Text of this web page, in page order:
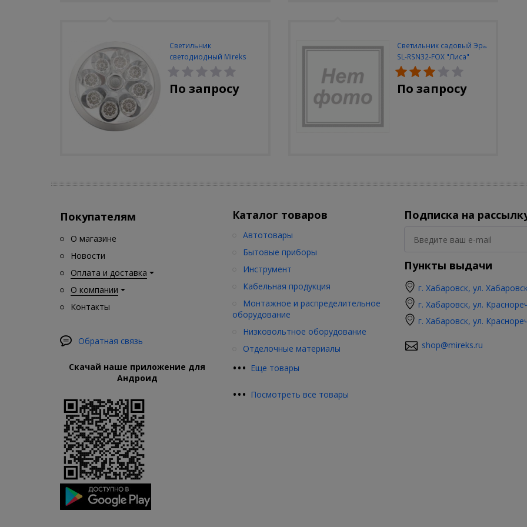
Светильник
светодиодный Mireks
С-310-80-S (5W/4000-
5000K/500lm/датчик
движения)
По запросу
Светильник садовый Эра
SL-RSN32-FOX "Лиса"
солн.бат, полистоун,
цветной, 32 см
По запросу
Покупателям
О магазине
Новости
Оплата и доставка
О компании
Контакты
Обратная связь
Скачай наше приложение для
Андроид
Каталог товаров
••• Еще товары
Автотовары
Бытовые приборы
Инструмент
Кабельная продукция
Монтажное и распределительное
оборудование
Низковольтное оборудование
Отделочные материалы
••• Посмотреть все товары
Подписка на
Пункты выдачи
г. Хабаровск, ул.
г. Хабаровск, ул.
г. Хабаровск, ул.
shop@mireks.ru